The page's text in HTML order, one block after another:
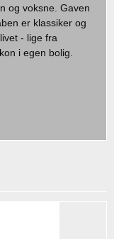
og voksne. Gaven
er klassiker og
- lige fra
i egen bolig.